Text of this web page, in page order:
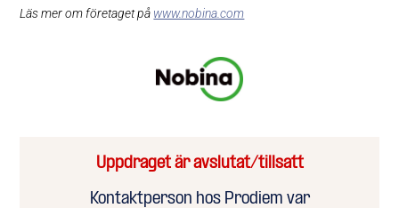
Läs mer om företaget på www.nobina.com
Uppdraget är avslutat/tillsatt
Kontaktperson hos Prodiem var